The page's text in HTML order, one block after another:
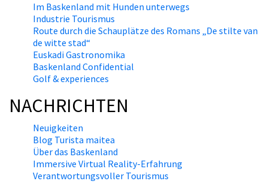
Im Baskenland mit Hunden unterwegs
Industrie Tourismus
Route durch die Schauplätze des Romans „De stilte van
de witte stad“
Euskadi Gastronomika
Baskenland Confidential
Golf & experiences
NACHRICHTEN
Neuigkeiten
Blog Turista maitea
Über das Baskenland
Immersive Virtual Reality-Erfahrung
Verantwortungsvoller Tourismus